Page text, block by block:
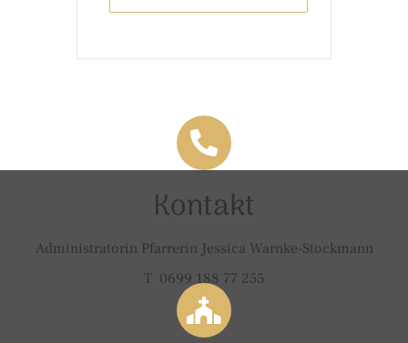
Kontakt
Administratorin Pfarrerin Jessica Warnke-Stockmann
T 0699 188 77 255